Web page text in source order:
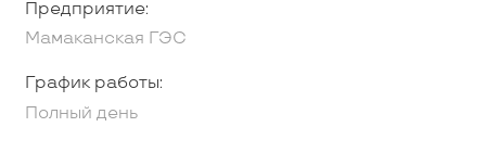
Предприятие:
Мамаканская ГЭС
График работы:
Полный день